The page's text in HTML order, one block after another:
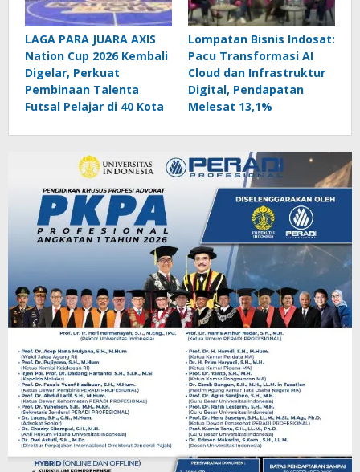
LAGA PARA JUARA AXIS
Nation Cup 2026 Kembali
Digelar, Perkuat
Pembinaan Talenta
Futsal Pelajar di 40 Kota
Lompatan Bisnis Indosat:
Pacu Transformasi AI
Cloud dan Infrastruktur
Digital, Pendapatan
Melesat 13,1%